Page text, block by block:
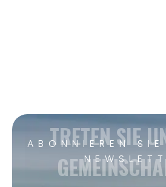
ABONNIEREN SIE
TRETEN SIE